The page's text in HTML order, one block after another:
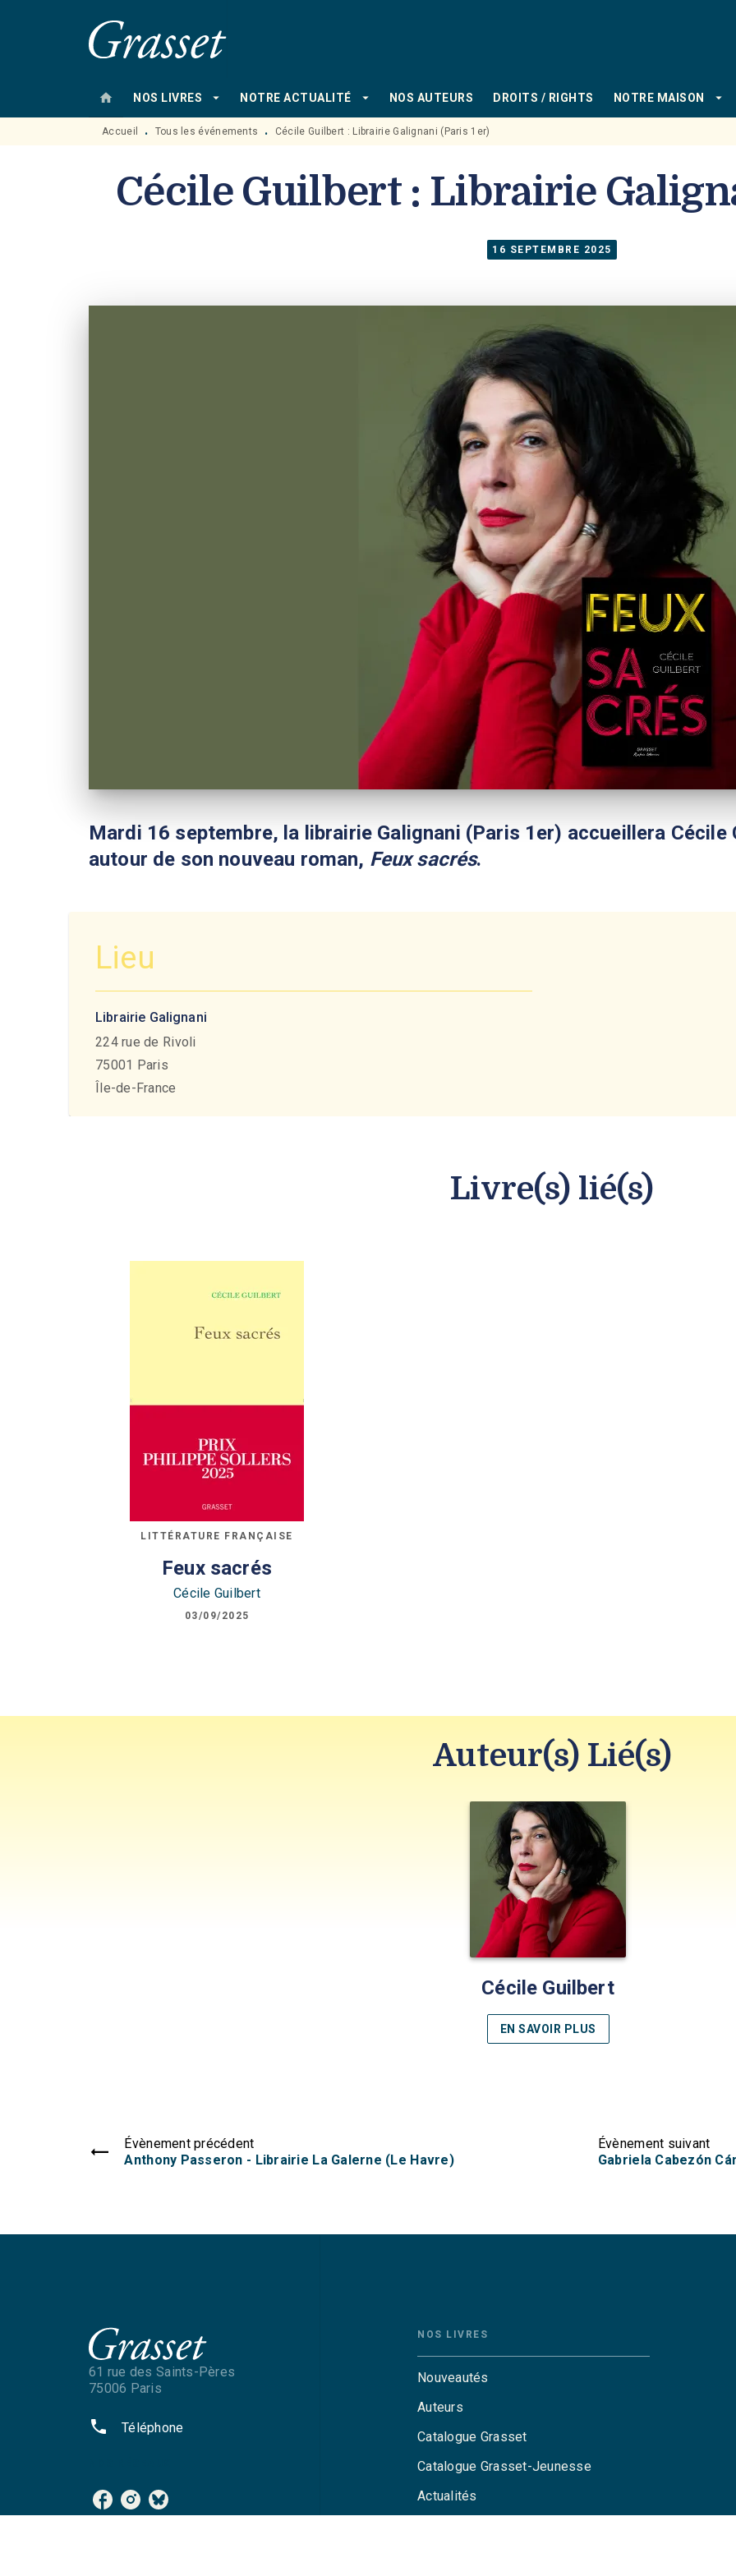
MENU RECHERCHE
home NOS LIVRES arrow_drop_down NOTRE ACTUALITÉ arrow_drop_down NOS AUTEURS DROITS / RIGHTS NOTRE MAISON arrow_drop_down
Accueil • Tous les événements • Cécile Guilbert : Librairie Galignani (Paris 1er)
Cécile Guilbert : Librairie
16 SEPTEMBRE 2025
Mardi 16 septembre, la librairie Galignani (Paris 1er) accueillera
autour de son nouveau roman, Feux sacrés.
Lieu
Librairie Galignani
224 rue de Rivoli
75001 Paris
Île-de-France
Livre(s) lié(s)
LITTÉRATURE FRANÇAISE
Feux sacrés
Cécile Guilbert
03/09/2025
Auteur(s) Lié(s)
Cécile Guilbert
EN SAVOIR PLUS
Évènement précédent
Anthony Passeron - Librairie La Galerne (Le Havre)
Évènement suivant
Gabriela Cabezón
61 rue des Saints-Pères
75006 Paris
phone Téléphone
NOS LIVRES
Nouveautés
Auteurs
Catalogue Grasset
Catalogue Grasset-Jeunesse
Actualités